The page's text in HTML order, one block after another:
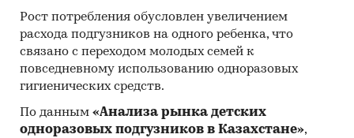
ДЛЯ КОГО ПРЕДНАЗНАЧЕН ОТЧЕТ
производители средств для стирки: объем и
оборот рынка, его динамика, драйверы и
барьеры, сценарии развития
торговые компании: прогнозирование
Рост потребления обусловлен увеличением
расхода подгузников на одного ребенка, что
связано с переходом молодых семей к
повседневному использованию одноразовых
гигиенических средств.
По данным «Анализа рынка детских
одноразовых подгузников в Казахстане»,